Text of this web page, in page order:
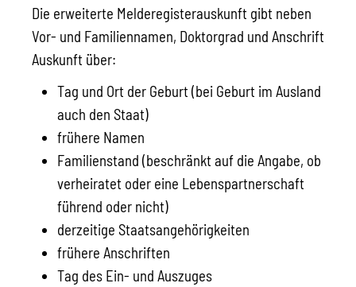
Die erweiterte Melderegisterauskunft gibt neben
Vor- und Familiennamen, Doktorgrad und Anschrift
Auskunft über:
Tag und Ort der Geburt (bei Geburt im Ausland
auch den Staat)
frühere Namen
Familienstand (beschränkt auf die Angabe, ob
verheiratet oder eine Lebenspartnerschaft
führend oder nicht)
derzeitige Staatsangehörigkeiten
frühere Anschriften
Tag des Ein- und Auszuges